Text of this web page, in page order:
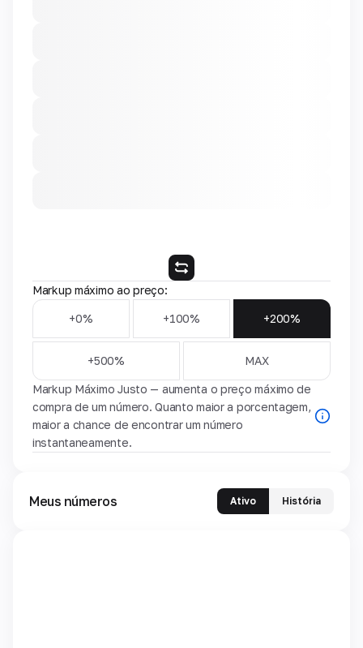
Markup máximo ao preço:
+0% +100% +200%
+500% MAX
Markup Máximo Justo — aumenta o preço máximo de
compra de um número. Quanto maior a porcentagem,
maior a chance de encontrar um número
instantaneamente.
Meus números Ativo História